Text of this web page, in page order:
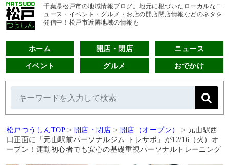
千葉県松戸市の地域情報ブログ。地元に根づいたローカルなニ
ュース・イベント・グルメ・お店の開店閉店情報などのネタを
発信中！松戸市近隣地域の情報も
ホーム 開店・閉店 ニュース
イベント グルメ おでかけ
松戸つうしんTOP > 開店・閉店 > 開店（オープン） > 元山駅西
口正面に「元山駅前パーソナルジム トレサポ」が12/16（火）オ
ープン！運動初心者でも安心の基礎重視パーソナルトレーニング